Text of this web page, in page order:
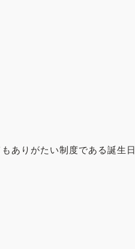
ありがたい制度である誕生